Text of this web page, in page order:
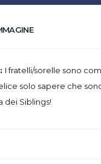
I fratelli/sorelle sono
solo sapere che
dei Siblings!